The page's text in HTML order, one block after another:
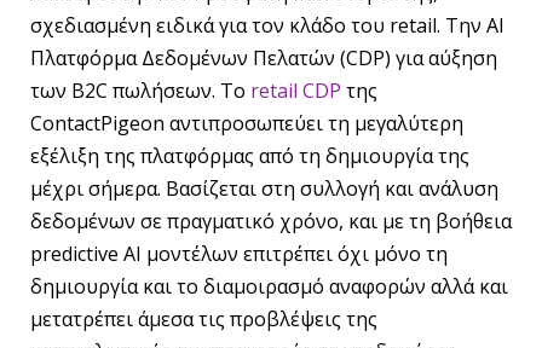
σχεδιασμένη ειδικά για τον κλάδο του retail. Την AI
Πλατφόρμα Δεδομένων Πελατών (CDP) για αύξηση
των B2C πωλήσεων. Το retail CDP της
ContactPigeon αντιπροσωπεύει τη μεγαλύτερη
εξέλιξη της πλατφόρμας από τη δημιουργία της
μέχρι σήμερα. Βασίζεται στη συλλογή και ανάλυση
δεδομένων σε πραγματικό χρόνο, και με τη βοήθεια
predictive AI μοντέλων επιτρέπει όχι μόνο τη
δημιουργία και το διαμοιρασμό αναφορών αλλά και
μετατρέπει άμεσα τις προβλέψεις της